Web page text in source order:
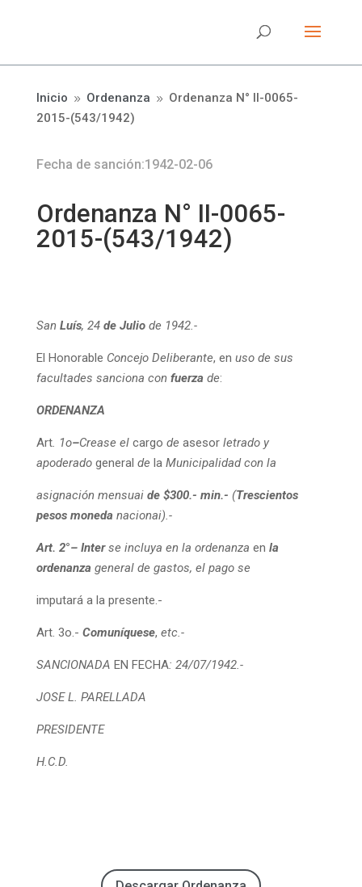
Inicio 9 Ordenanza 9 Ordenanza N° II-0065-
2015-(543/1942)
Fecha de sanción:1942-02-06
Ordenanza N° II-0065-
2015-(543/1942)
San Luís, 24 de Julio de 1942.-
El Honorable Concejo Deliberante, en uso de sus
facultades sanciona con fuerza de:
ORDENANZA
Art. 1o–Crease el cargo de asesor letrado y
apoderado general de la Municipalidadcon la
asignación mensuai de $300.- min.- (Trescientos
pesos moneda nacionai).-
Art. 2°– Interse incluya en la ordenanza en la
ordenanza general de gastos, el pago se
imputará a la presente.-
Art. 3o.- Comuníquese, etc.-
SANCIONADA EN FECHA: 24/07/1942.-
JOSEL. PARELLADA
PRESIDENTE
H.C.D.